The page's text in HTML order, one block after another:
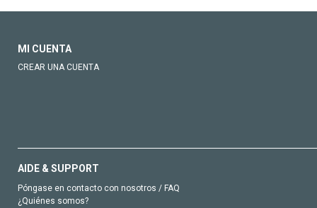
MI CUENTA
CREAR UNA CUENTA
AIDE & SUPPORT
Póngase en contacto con nosotros / FAQ
¿Quiénes somos?